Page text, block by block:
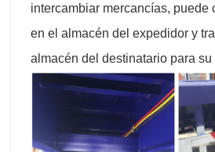
intercambiar mercancías, puede
en el almacén del expedidor y
almacén del destinatario para su